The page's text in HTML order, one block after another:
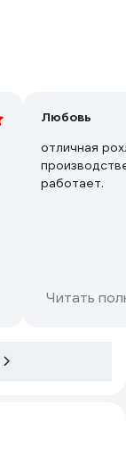
Любовь
отличная
работает.
Читать